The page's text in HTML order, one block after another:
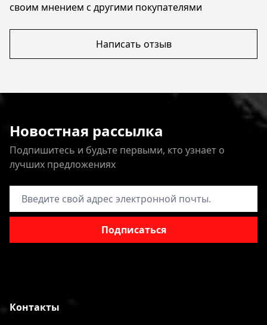
своим мнением с другими покупателями
Написать отзыв
Новостная рассылка
Подпишитесь и будьте первыми, кто узнает о
лучших предложениях
Адрес электронной почты
Подписаться
Контакты